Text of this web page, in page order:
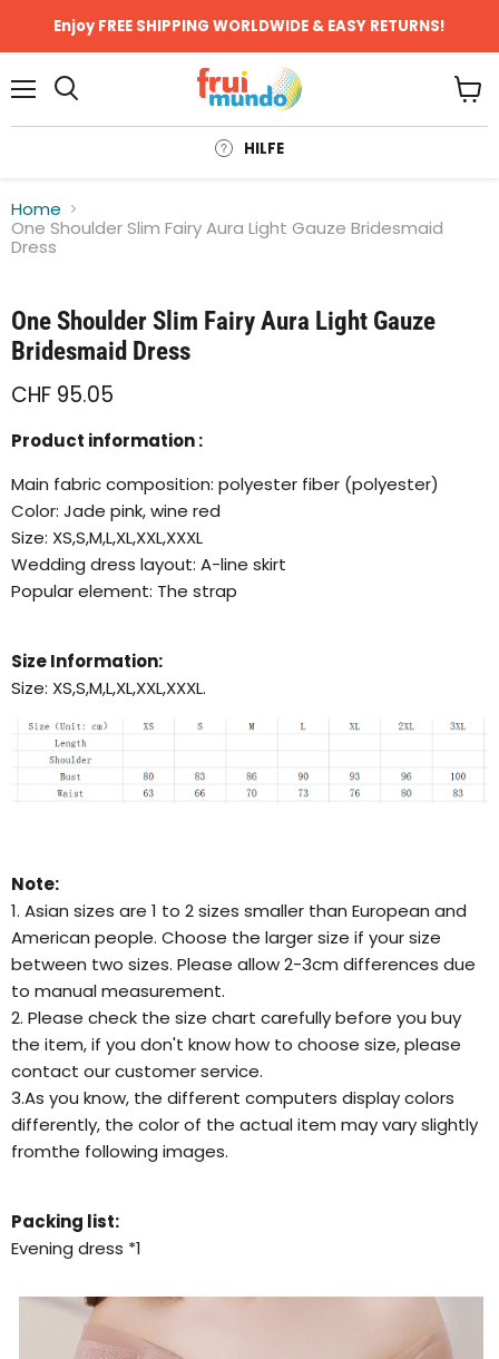
Enjoy FREE SHIPPING WORLDWIDE & EASY RETURNS!
HILFE
Home
One Shoulder Slim Fairy Aura Light Gauze Bridesmaid
Dress
One Shoulder Slim Fairy Aura Light Gauze
Bridesmaid Dress
CHF 95.05
Product information :
Main fabric composition: polyester fiber (polyester)
Color: Jade pink, wine red
Size: XS,S,M,L,XL,XXL,XXXL
Wedding dress layout: A-line skirt
Popular element: The strap
Size Information:
Size: XS,S,M,L,XL,XXL,XXXL.
Note:
1. Asian sizes are 1 to 2 sizes smaller than European and
American people. Choose the larger size if your size
between two sizes. Please allow 2-3cm differences due
to manual measurement.
2. Please check the size chart carefully before you buy
the item, if you don't know how to choose size, please
contact our customer service.
3.As you know, the different computers display colors
differently, the color of the actual item may vary slightly
fromthe following images.
Packing list:
Evening dress *1